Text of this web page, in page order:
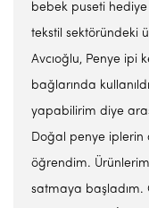
bebek puseti
tekstil sektöründeki
Avcıoğlu, Penye ipi
bağlarında
yapabilirim diye
Doğal penye iplerin
öğrendim.
satmaya başladım.